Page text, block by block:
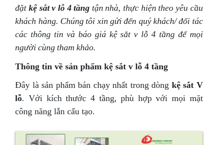
đặt kệ sắt v lỗ 4 tầng tận nhà, thực hiện theo yêu cầu
khách hàng. Chúng tôi xin gửi đến quý khách/ đối tác
các thông tin và báo giá kệ sắt v lỗ 4 tầng để mọi
người cùng tham khảo.
Thông tin về sản phẩm kệ sắt v lỗ 4 tầng
Đây là sản phẩm bán chạy nhất trong dòng kệ sắt V
lỗ. Với kích thước 4 tầng, phù hợp với mọi mặt
công năng lẫn cấu tạo.